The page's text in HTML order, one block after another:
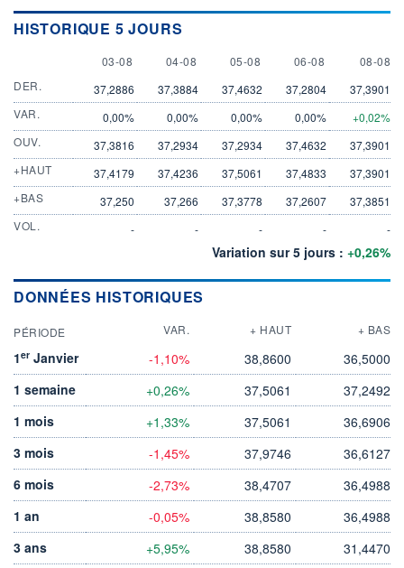
HISTORIQUE 5 JOURS
3 AUGUST
03-08 4 AUGUST
04-08 5 AUGUST
05-08 6 AUGUST
06-08 8
08-08
DER.
37,2886 37,3884 37,4632 37,2804
37,3901
VAR.
0,00% 0,00% 0,00% 0,00%
+0,02%
OUV.
37,3816 37,2934 37,2934 37,4632
37,3901
+HAUT
37,4179 37,4236 37,5061 37,4833
37,3901
+BAS
37,250 37,266 37,3778 37,2607
37,3851
VOL.
- - - - -
Variation sur 5 jours : +0,26%
DONNÉES HISTORIQUES
PÉRIODE VAR. + HAUT + BAS
1er Janvier -1,10% 38,8600
36,5000
1 semaine
+0,26% 37,5061
37,2492
1 mois
+1,33% 37,5061
36,6906
3 mois
-1,45% 37,9746
36,6127
6 mois
-2,73% 38,4707
36,4988
1 an
-0,05% 38,8580
36,4988
3 ans
+5,95% 38,8580
31,4470